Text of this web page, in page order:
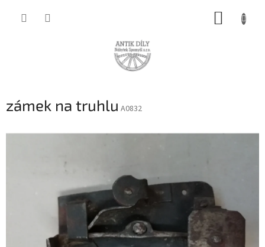
zámek na truhlu A0832